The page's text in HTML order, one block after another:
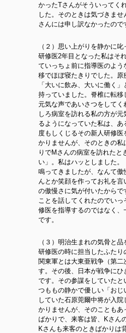
かったTさんがそういってく
した。そのときは気づきま
さんには申し訳なかったので
（２）思い上がりを静かに
研修医2年目となった私はそ
ていっちょ前に指導医のよ
移でほぼ寝たきりでした。
「大いに飲み、大いに働く
持っていました。脊椎に転
元気な声であいさつをして
しろ病室を訪れる私の方が
るようになっていた私は、
度もしくじるその新人研修
かりませんが、そのときの
りでMさんの病室を訪れた
い」。私はハッとしました
鳴ってきましたが、なんて
んとか笑顔を作ってお礼を
の傲慢さに気が付いたから
ことを話してくれたのでい
修医を指導するのではなく
です。
（３）明治生まれの気骨と
研修医の時に担当したふたり
関東軍とは大東亜戦争（第
す。その後、日本が戦争に
です。その参謀をしていた
つももの静かで優しい「お
していた石原莞爾中将が入
かりませんが、そのことも
ばかりで、来客は皆、Kさん
Kさんも来客のときばかりは